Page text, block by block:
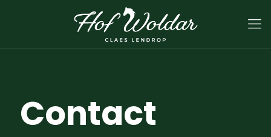
Contact